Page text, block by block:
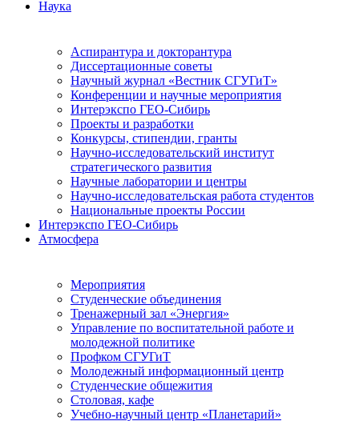
Наука
Аспирантура и докторантура
Диссертационные советы
Научный журнал «Вестник СГУГиТ»
Конференции и научные мероприятия
Интерэкспо ГЕО-Сибирь
Проекты и разработки
Конкурсы, стипендии, гранты
Научно-исследовательский институт
стратегического развития
Научные лаборатории и центры
Научно-исследовательская работа студентов
Национальные проекты России
Интерэкспо ГЕО-Сибирь
Атмосфера
Мероприятия
Студенческие объединения
Тренажерный зал «Энергия»
Управление по воспитательной работе и
молодежной политике
Профком СГУГиТ
Молодежный информационный центр
Студенческие общежития
Столовая, кафе
Учебно-научный центр «Планетарий»